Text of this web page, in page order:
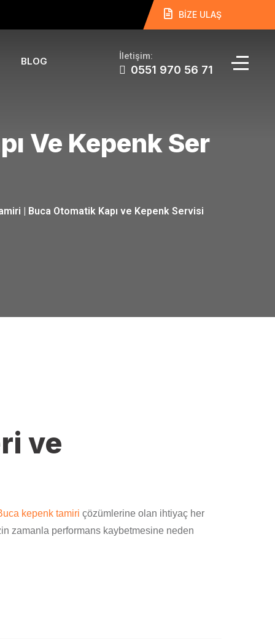
BİZE ULAŞ
BLOG İletişim:
0551 970 56 71
Ve Kepenk Ser
| Buca Otomatik Kapı ve Kepenk Servisi
ve
kepenk tamiri çözümlerine olan ihtiyaç her
zamanla performans kaybetmesine neden